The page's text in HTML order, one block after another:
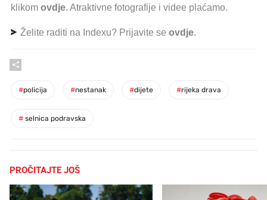
klikom ovdje. Atraktivne fotografije i videe plaćamo.
Želite raditi na Indexu? Prijavite se ovdje.
#policija #nestanak #dijete #rijeka drava
# selnica podravska
PROČITAJTE JOŠ